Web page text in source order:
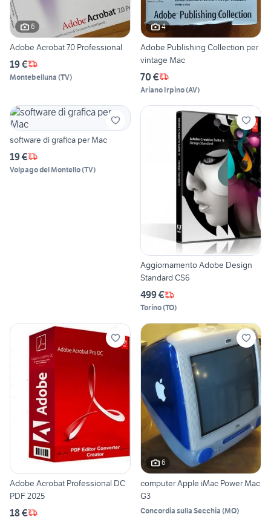
6
Adobe Acrobat 7.0 Professional
19 €
Montebelluna (TV)
4
Adobe Publishing Collection per
vintage Mac
70 €
Ariano Irpino(AV)
software di grafica per Mac
19 €
Volpago del Montello(TV)
Aggiornamento Adobe Design
Standard CS6
499 €
Torino(TO)
Adobe Acrobat Professional DC
PDF 2025
18 €
6
computer Apple iMac Power Mac
G3
Concordia sulla Secchia (MO)